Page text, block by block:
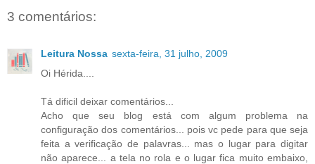
3 comentários:
Leitura Nossa sexta-feira, 31 julho, 2009
Oi Hérida....
Tá dificil deixar comentários...
Acho que seu blog está com algum problema na
configuração dos comentários... pois vc pede para que seja
feita a verificação de palavras... mas o lugar para digitar
não aparece... a tela no rola e o lugar fica muito embaixo,